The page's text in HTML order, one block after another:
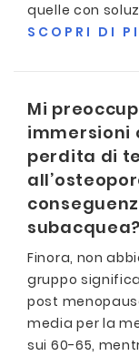
quelle con
SCOPRI DI
Mi
immersioni
perdita di
subacquea?
Finora, non
gruppo
post
media per la
sui 60-65,